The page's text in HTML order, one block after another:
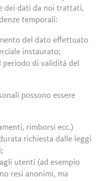
dei dati da noi trattati,
temporali:
del dato effettuato
instaurato;
periodo di validitá del
possono essere
rimborsi ecc.)
richiesta dalle leggi
utenti (ad esempio
resi anonimi, ma